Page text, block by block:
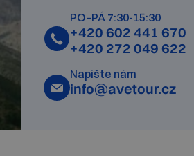
PO–PÁ 7:30-15:30
+420 602 441 670
+420 272 049 622
Napište nám
info@avetour.cz